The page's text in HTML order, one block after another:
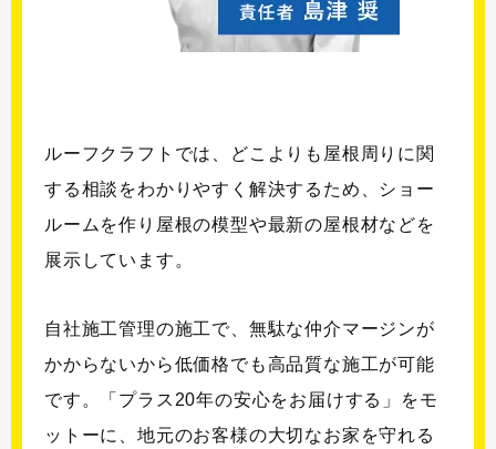
ルーフクラフトでは、どこよりも屋根周りに関
する相談をわかりやすく解決するため、ショー
ルームを作り屋根の模型や最新の屋根材などを
展示しています。
自社施工管理の施工で、無駄な仲介マージンが
かからないから低価格でも高品質な施工が可能
です。「プラス20年の安心をお届けする」をモ
ットーに、地元のお客様の大切なお家を守れる